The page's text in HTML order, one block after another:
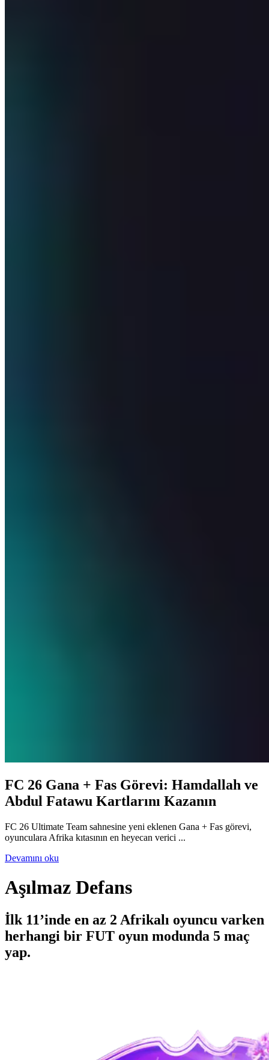
FC 26 Gana + Fas Görevi: Hamdallah ve
Abdul Fatawu Kartlarını Kazanın
FC 26 Ultimate Team sahnesine yeni eklenen Gana + Fas görevi,
oyunculara Afrika kıtasının en heyecan verici ...
Devamını oku
Aşılmaz Defans
İlk 11’inde en az 2 Afrikalı oyuncu varken
herhangi bir FUT oyun modunda 5 maç
yap.